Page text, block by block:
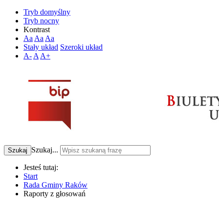
Tryb domyślny
Tryb nocny
Kontrast
Aa Aa Aa
Stały układ Szeroki układ
A- A A+
Szukaj Szukaj...
Jesteś tutaj:
Start
Rada Gminy Raków
Raporty z głosowań